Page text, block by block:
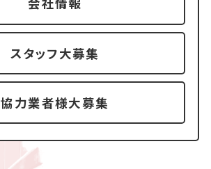
スタッフ大募集
協力業者様大募集